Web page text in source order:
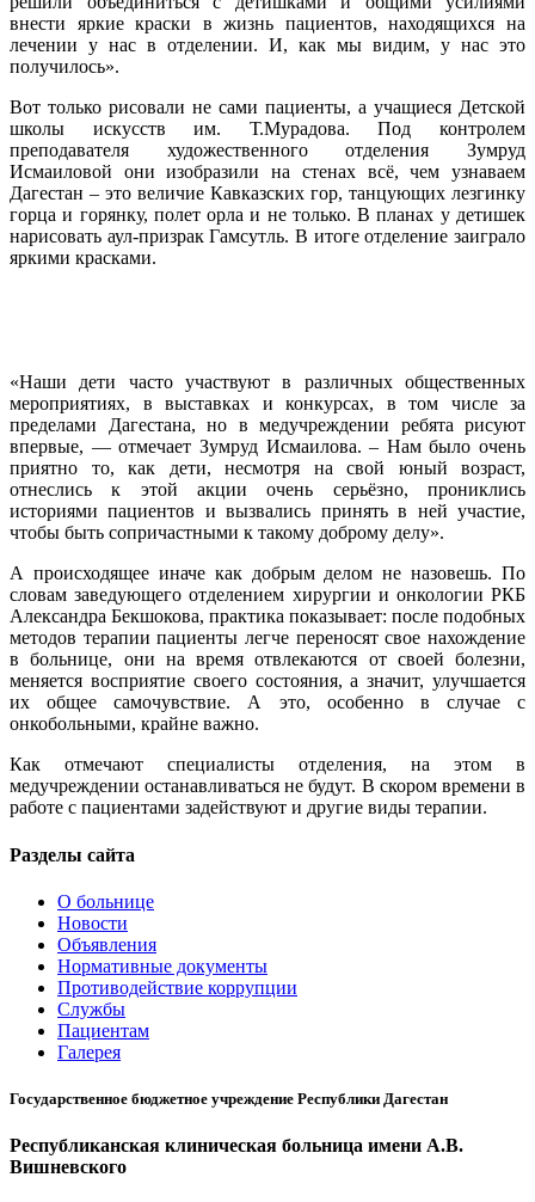
внести яркие краски в жизнь пациентов, находящихся на
лечении у нас в отделении. И, как мы видим, у нас это
получилось».
Вот только рисовали не сами пациенты, а учащиеся Детской
школы искусств им. Т.Мурадова. Под контролем
преподавателя художественного отделения Зумруд
Исмаиловой они изобразили на стенах всё, чем узнаваем
Дагестан – это величие Кавказских гор, танцующих лезгинку
горца и горянку, полет орла и не только. В планах у детишек
нарисовать аул-призрак Гамсутль. В итоге отделение заиграло
яркими красками.
«Наши дети часто участвуют в различных общественных
мероприятиях, в выставках и конкурсах, в том числе за
пределами Дагестана, но в медучреждении ребята рисуют
впервые, — отмечает Зумруд Исмаилова. – Нам было очень
приятно то, как дети, несмотря на свой юный возраст,
отнеслись к этой акции очень серьёзно, прониклись
историями пациентов и вызвались принять в ней участие,
чтобы быть сопричастными к такому доброму делу».
А происходящее иначе как добрым делом не назовешь. По
словам заведующего отделением хирургии и онкологии РКБ
Александра Бекшокова, практика показывает: после подобных
методов терапии пациенты легче переносят свое нахождение
в больнице, они на время отвлекаются от своей болезни,
меняется восприятие своего состояния, а значит, улучшается
их общее самочувствие. А это, особенно в случае с
онкобольными, крайне важно.
Как отмечают специалисты отделения, на этом в
медучреждении останавливаться не будут. В скором времени в
работе с пациентами задействуют и другие виды терапии.
Разделы сайта
О больнице
Новости
Объявления
Нормативные документы
Противодействие коррупции
Службы
Пациентам
Галерея
Государственное бюджетное учреждение Республики Дагестан
Республиканская клиническая больница имени А.В.
Вишневского